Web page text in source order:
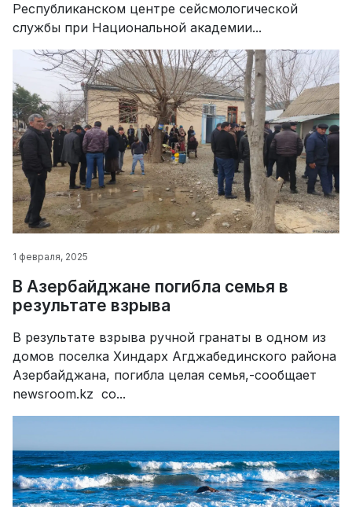
Республиканском центре сейсмологической
службы при Национальной академии...
1 февраля, 2025
В Азербайджане погибла семья в
результате взрыва
В результате взрыва ручной гранаты в одном из
домов поселка Хиндарх Агджабединского района
Азербайджана, погибла целая семья,-сообщает
newsroom.kz со...